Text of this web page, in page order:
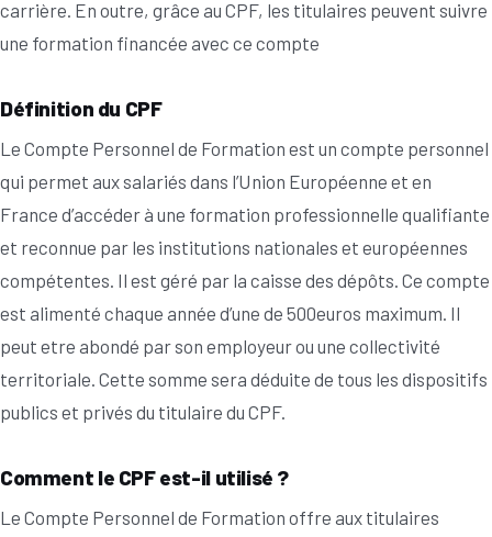
carrière. En outre, grâce au CPF, les titulaires peuvent suivre
une formation financée avec ce compte
Définition du CPF
Le Compte Personnel de Formation est un compte personnel
qui permet aux salariés dans l’Union Européenne et en
France d’accéder à une formation professionnelle qualifiante
et reconnue par les institutions nationales et européennes
compétentes. Il est géré par la caisse des dépôts. Ce compte
est alimenté chaque année d’une de 500euros maximum. Il
peut etre abondé par son employeur ou une collectivité
territoriale. Cette somme sera déduite de tous les dispositifs
publics et privés du titulaire du CPF.
Comment le CPF est-il utilisé ?
Le Compte Personnel de Formation offre aux titulaires